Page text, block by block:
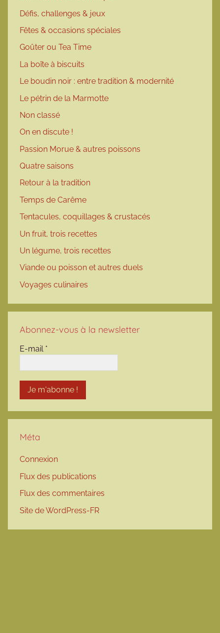
Défis, challenges & jeux
Fêtes & occasions spéciales
Goûter ou Tea Time
La boîte à biscuits
Le boudin noir : entre tradition & modernité
Le pétrin de la Marmotte
Non classé
On en discute !
Passion Morue & autres poissons
Quatre saisons
Retour à la tradition
Temps de Carême
Tentacules, coquillages & crustacés
Un fruit, trois recettes
Un légume, trois recettes
Viande ou poisson et autres duels
Voyages culinaires
Abonnez-vous à la newsletter
E-mail *
Méta
Connexion
Flux des publications
Flux des commentaires
Site de WordPress-FR